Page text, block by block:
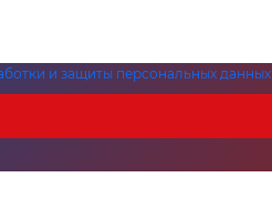
и защиты персональных данных